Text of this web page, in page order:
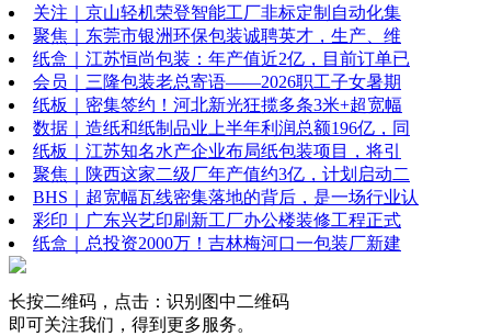
关注｜京山轻机荣登智能工厂非标定制自动化集
聚焦｜东莞市银洲环保包装诚聘英才，生产、维
纸盒｜江苏恒尚包装：年产值近2亿，目前订单已
会员｜三隆包装老总寄语——2026职工子女暑期
纸板｜密集签约！河北新光狂揽多条3米+超宽幅
数据｜造纸和纸制品业上半年利润总额196亿，同
纸板｜江苏知名水产企业布局纸包装项目，将引
聚焦｜陕西这家二级厂年产值约3亿，计划启动二
BHS｜超宽幅瓦线密集落地的背后，是一场行业认
彩印｜广东兴艺印刷新工厂办公楼装修工程正式
纸盒｜总投资2000万！吉林梅河口一包装厂新建
长按二维码，点击：识别图中二维码
即可关注我们，得到更多服务。